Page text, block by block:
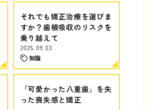
それでも矯正治療を選びま
すか？歯根吸収のリスクを
乗り越えて
2025.09.03
知識
「可愛かった八重歯」を失
った喪失感と矯正